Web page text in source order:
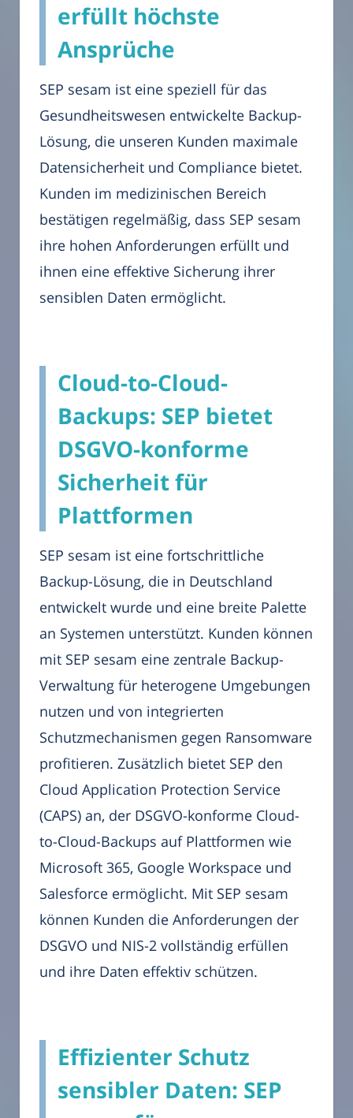
erfüllt höchste
Ansprüche
SEP sesam ist eine speziell für das
Gesundheitswesen entwickelte Backup-
Lösung, die unseren Kunden maximale
Datensicherheit und Compliance bietet.
Kunden im medizinischen Bereich
bestätigen regelmäßig, dass SEP sesam
ihre hohen Anforderungen erfüllt und
ihnen eine effektive Sicherung ihrer
sensiblen Daten ermöglicht.
Cloud-to-Cloud-
Backups: SEP bietet
DSGVO-konforme
Sicherheit für
Plattformen
SEP sesam ist eine fortschrittliche
Backup-Lösung, die in Deutschland
entwickelt wurde und eine breite Palette
an Systemen unterstützt. Kunden können
mit SEP sesam eine zentrale Backup-
Verwaltung für heterogene Umgebungen
nutzen und von integrierten
Schutzmechanismen gegen Ransomware
profitieren. Zusätzlich bietet SEP den
Cloud Application Protection Service
(CAPS) an, der DSGVO-konforme Cloud-
to-Cloud-Backups auf Plattformen wie
Microsoft 365, Google Workspace und
Salesforce ermöglicht. Mit SEP sesam
können Kunden die Anforderungen der
DSGVO und NIS-2 vollständig erfüllen
und ihre Daten effektiv schützen.
Effizienter Schutz
sensibler Daten: SEP